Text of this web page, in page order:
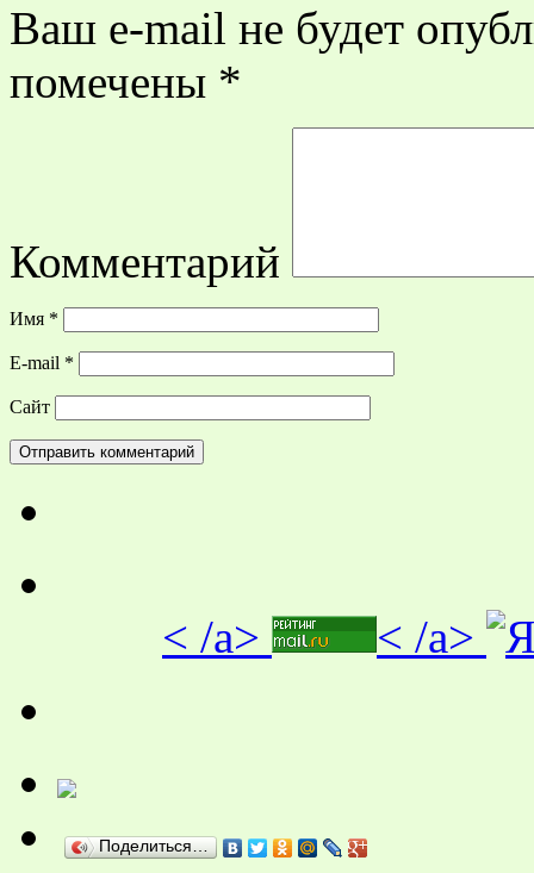
Ваш e-mail не будет
помечены *
Комментарий
Имя *
E-mail *
Сайт
< /a> < /a>
Поделиться…